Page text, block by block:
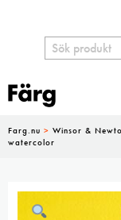
Farg.nu > Winsor &
watercolor